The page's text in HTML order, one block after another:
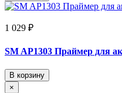
1 029 ₽
SM AP1303 Праймер для
В корзину
×